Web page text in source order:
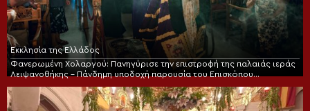
Εκκλησία της Ελλάδος
Φανερωμένη Χολαργού: Πανηγύρισε την επιστροφή της παλαιάς ιεράς
Λειψανοθήκης – Πάνδημη υποδοχή παρουσία του Επισκόπου